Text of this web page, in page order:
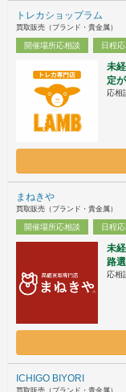
トレカショップラム
買取販売（ブランド・貴金属）
開催場所応相談 日程
未
定
応相
まねきや
買取販売（ブランド・貴金属）
開催場所応相談 日程
未
路
応相
ICHIGO BIYORI